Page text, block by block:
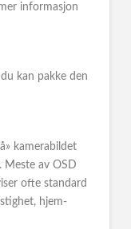
informasjon
kan pakke den
kamerabildet
Meste av OSD
ofte standard
hjem-